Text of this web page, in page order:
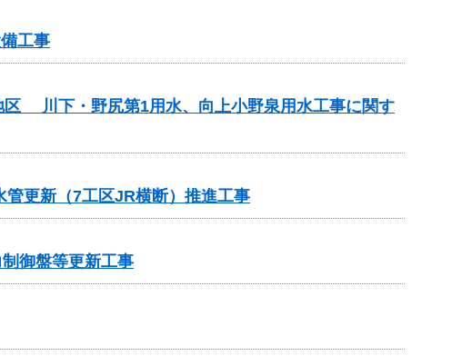
工事
川下・野尻第1用水、向上小野泉用水工事に関す
管更新（7工区JR横断）推進工事
御盤等更新工事